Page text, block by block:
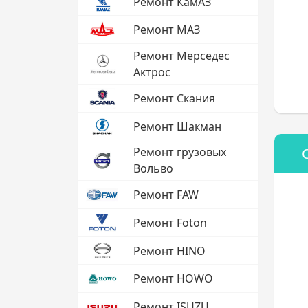
Ремонт МАЗ
Ремонт Мерседес
Актрос
Ремонт Скания
Ремонт Шакман
Ремонт грузовых
Вольво
Ремонт FAW
Ремонт Foton
Ремонт HINO
Ремонт HOWO